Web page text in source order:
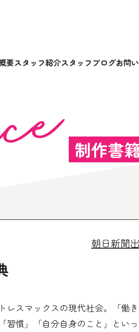
要スタッフ紹介スタッフブログお問
制作書
朝日新聞
レスマックスの現代社会。「働き
習慣」「自分自身のこと」といっ